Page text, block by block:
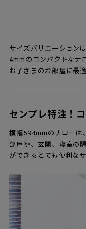
サイズバリエーション
4mmのコンパクトなナ
お子さまのお部屋に最
センプレ特注！
横幅594mmのナローは
部屋や、玄関、寝室の
ができるとても便利なサ